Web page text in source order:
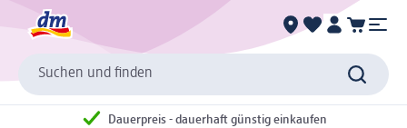
Suchen und finden
Dauerpreis - dauerhaft günstig einkaufen